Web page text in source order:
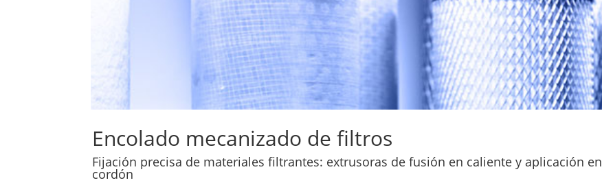
Encolado mecanizado de filtros
Fijación precisa de materiales filtrantes: extrusoras de fusión en caliente y aplicación en
cordón